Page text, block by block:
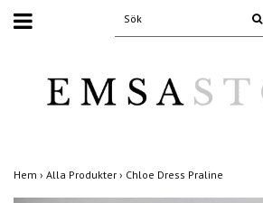
Hem › Alla Produkter › Chloe Dress Praline